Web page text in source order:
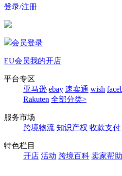
登录/注册
会员登录
EU会员我的开店
平台专区
亚马逊 ebay 速卖通 wish
Rakuten 全部分类>
服务市场
跨境物流 知识产权 收款支付
特色栏目
开店 活动 跨境百科 卖家帮助